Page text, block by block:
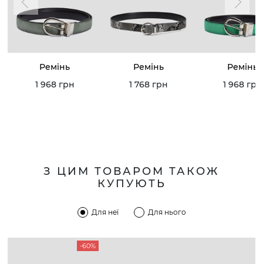
Ремінь
1 968 грн
Ремінь
1 768 грн
Ремінь
1 968 грн
З ЦИМ ТОВАРОМ ТАКОЖ
КУПУЮТЬ
Для неї Для нього
-60%